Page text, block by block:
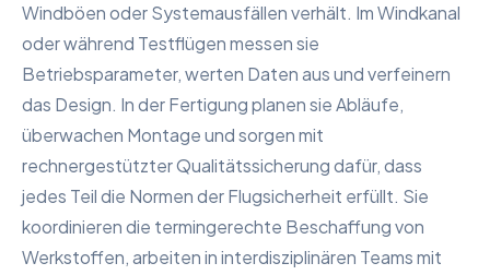
Windböen oder Systemausfällen verhält. Im Windkanal
oder während Testflügen messen sie
Betriebsparameter, werten Daten aus und verfeinern
das Design. In der Fertigung planen sie Abläufe,
überwachen Montage und sorgen mit
rechnergestützter Qualitätssicherung dafür, dass
jedes Teil die Normen der Flugsicherheit erfüllt. Sie
koordinieren die termingerechte Beschaffung von
Werkstoffen, arbeiten in interdisziplinären Teams mit